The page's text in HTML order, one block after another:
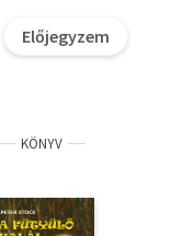
Előjegyzem
KÖNYV